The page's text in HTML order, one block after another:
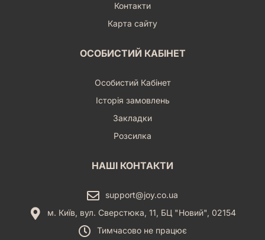
Контакти
Карта сайту
ОСОБИСТИЙ КАБІНЕТ
Особистий Кабінет
Історія замовлень
Закладки
Розсилка
НАШІ КОНТАКТИ
support@joy.co.ua
м. Київ, вул. Сверстюка, 11, БЦ "Новий", 02154
Тимчасово не працює